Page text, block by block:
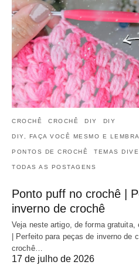
CROCHÊ CROCHÊ DIY DIY
DIY, FAÇA VOCÊ MESMO E
PONTOS DE CROCHÊ TEMAS
TODAS AS POSTAGENS
Ponto puff no crochê |
inverno de crochê
Veja neste artigo, de forma
| Perfeito para peças de inverno de
crochê…
17 de julho de 2026